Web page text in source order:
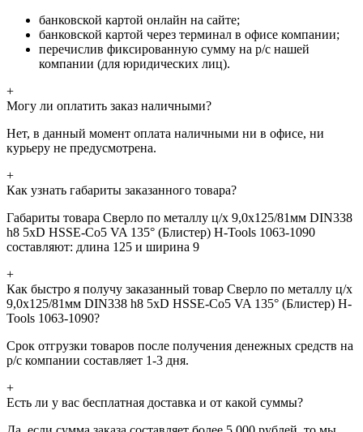
банковской картой онлайн на сайте;
банковской картой через терминал в офисе компании;
перечислив фиксированную сумму на р/с нашей
компании (для юридических лиц).
+
Могу ли оплатить заказ наличными?
Нет, в данный момент оплата наличными ни в офисе, ни
курьеру не предусмотрена.
+
Как узнать габариты заказанного товара?
Габариты товара Сверло по металлу ц/х 9,0x125/81мм DIN338
h8 5xD HSSE-Co5 VA 135° (Блистер) H-Tools 1063-1090
составляют: длина 125 и ширина 9
+
Как быстро я получу заказанный товар Сверло по металлу ц/х
9,0x125/81мм DIN338 h8 5xD HSSE-Co5 VA 135° (Блистер) H-
Tools 1063-1090?
Срок отгрузки товаров после получения денежных средств на
р/с компании составляет 1-3 дня.
+
Есть ли у вас бесплатная доставка и от какой суммы?